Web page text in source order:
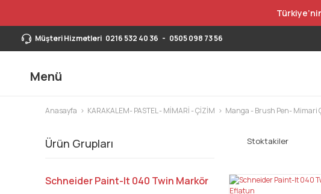
Müşteri Hizmetleri 0216 532 40 36 - 0505 098 73 56
Menü
Anasayfa KARAKALEM- PASTEL - MİMARİ - ÇİZİM Manga - Brush Pen- Mimari
Ürün Grupları
Schneider Paint-It 040 Twin Markör
Stoktakiler